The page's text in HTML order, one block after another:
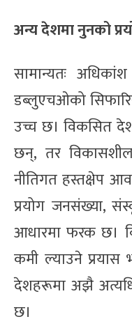
अन्य देशमा नुनको
सामान्यतः
डब्लुएचओको
उच्च छ। विकसित
छन्, तर
नीतिगत हस्तक्षेप
प्रयोग जनसंख्या,
आधारमा फरक छ।
कमी ल्याउने
देशहरूमा अझै
छ।